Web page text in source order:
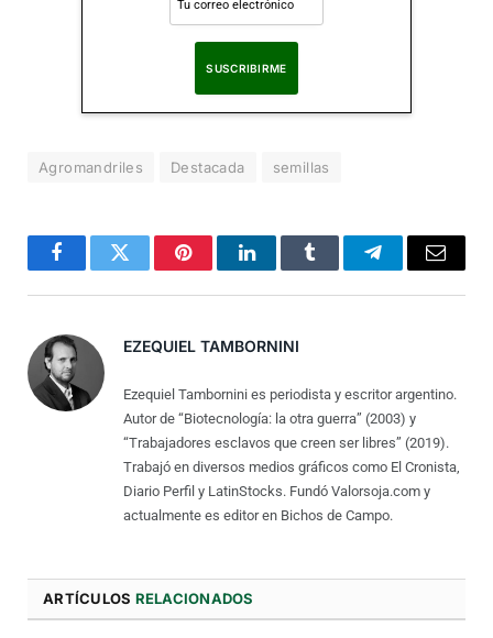
Agromandriles Destacada semillas
FacebookTwitter PinterestLinkedInTumblr TelegramCorreo
EZEQUIEL TAMBORNINI
Ezequiel Tambornini es periodista y escritor argentino.
Autor de “Biotecnología: la otra guerra” (2003) y
“Trabajadores esclavos que creen ser libres” (2019).
Trabajó en diversos medios gráficos como El Cronista,
Diario Perfil y LatinStocks. Fundó Valorsoja.com y
actualmente es editor en Bichos de Campo.
ARTÍCULOS RELACIONADOS